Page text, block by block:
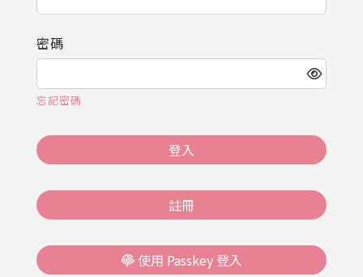
推薦工具
密碼
忘記密碼
登入
註冊
使用 Passkey 登入